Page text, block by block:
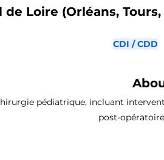
de Loire (Orléans,
CDI / CDD
pédiatrique, incluant
post-